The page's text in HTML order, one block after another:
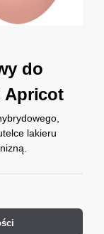
do
Apricot
lakieru